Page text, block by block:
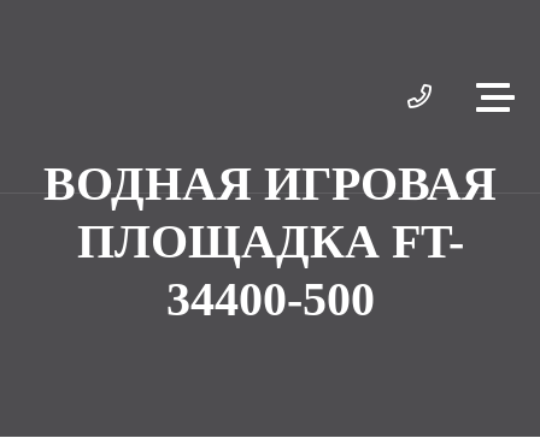
ВОДНАЯ ИГРОВАЯ
ПЛОЩАДКА FT-
34400-500